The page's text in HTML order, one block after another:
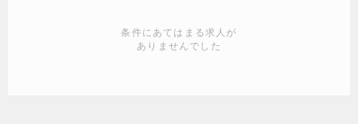
条件にあてはまる求人が
ありませんでした